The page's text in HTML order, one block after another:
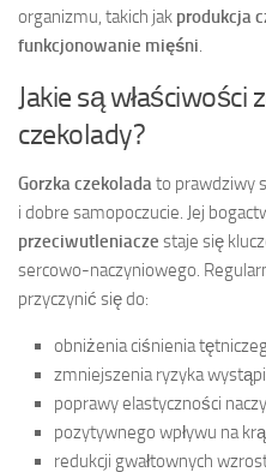
organizmu, takich jak produkcja
funkcjonowanie mięśni
Jakie są
czekolady?
Gorzka czekolada to prawdziwy
i dobre samopoczucie. Jej
przeciwutleniacze staje się
sercowo-naczyniowego.
przyczynić się do:
obniżenia ciśnienia
zmniejszenia ryzyka
poprawy elastyczności
pozytywnego wpływu na
redukcji gwałtownych